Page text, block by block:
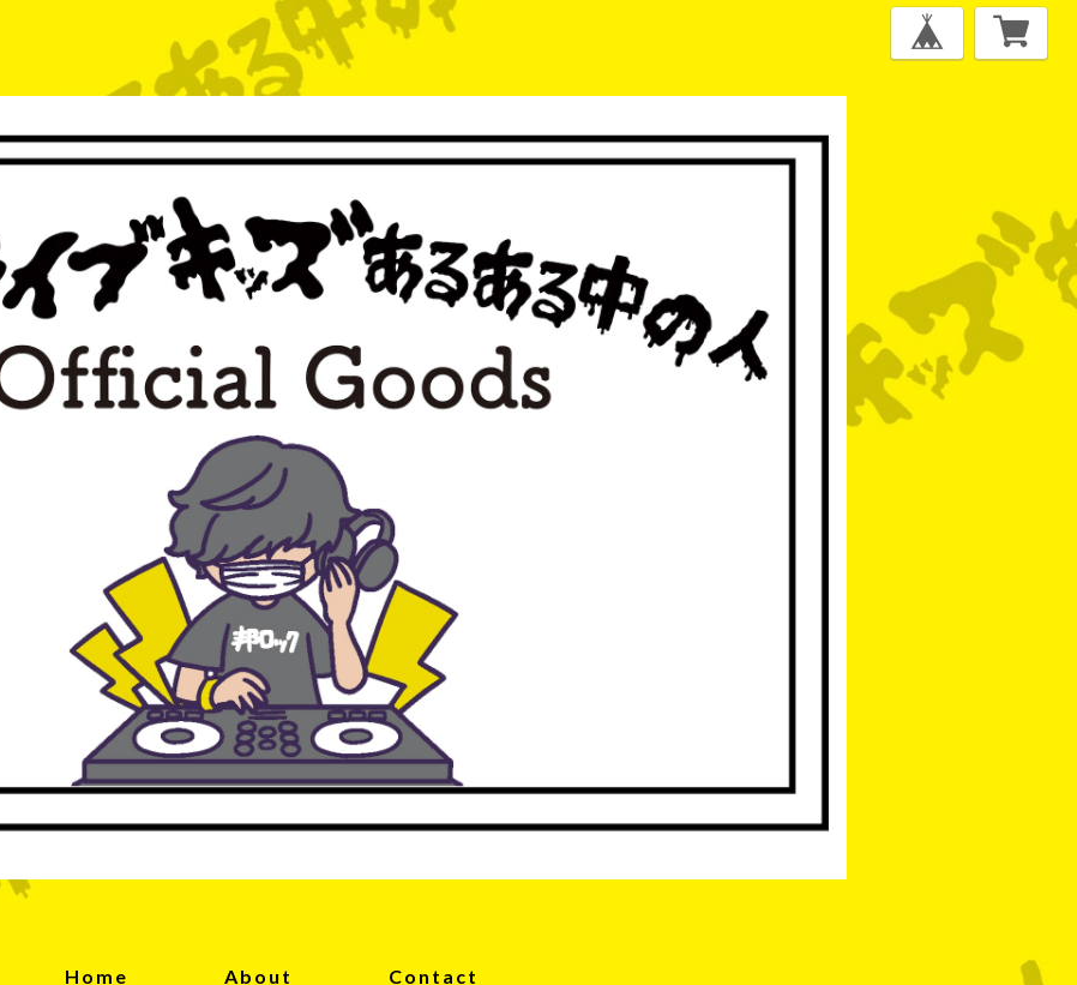
Home About Contact